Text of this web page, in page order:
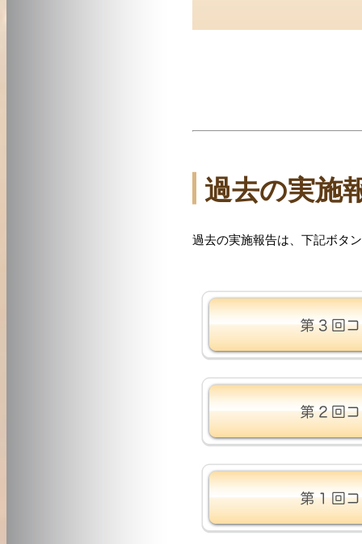
過去の実施
過去の実施報告は、下記ボタ